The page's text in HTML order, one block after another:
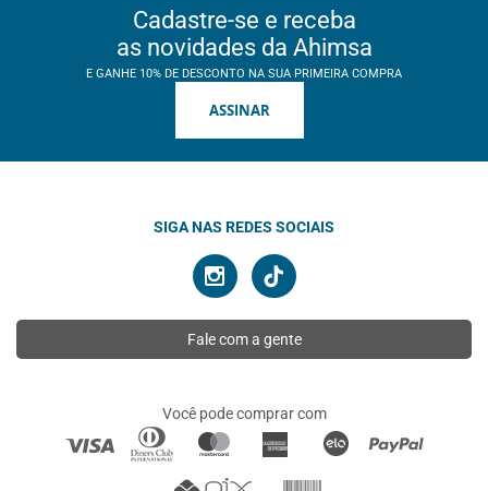
Cadastre-se e receba
as novidades da Ahimsa
E GANHE 10% DE DESCONTO NA SUA PRIMEIRA COMPRA
ASSINAR
SIGA NAS REDES SOCIAIS
Fale com a gente
Você pode comprar com